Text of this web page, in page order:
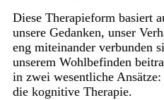
Diese Therapieform basiert
unsere Gedanken, unser
eng miteinander verbunden
unserem Wohlbefinden
in zwei wesentliche
die kognitive Therapie.